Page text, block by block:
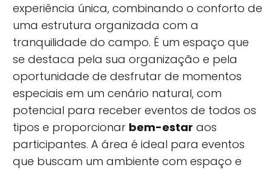
experiência única, combinando o conforto de
uma estrutura organizada com a
tranquilidade do campo. É um espaço que
se destaca pela sua organização e pela
oportunidade de desfrutar de momentos
especiais em um cenário natural, com
potencial para receber eventos de todos os
tipos e proporcionar bem-estar aos
participantes. A área é ideal para eventos
que buscam um ambiente com espaço e